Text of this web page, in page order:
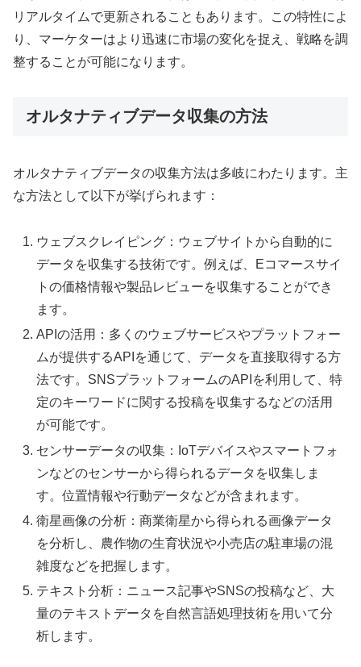
リアルタイムで更新されることもあります。この特性によ
り、マーケターはより迅速に市場の変化を捉え、戦略を調
整することが可能になります。
オルタナティブデータ収集の方法
オルタナティブデータの収集方法は多岐にわたります。主
な方法として以下が挙げられます：
ウェブスクレイピング：ウェブサイトから自動的に
データを収集する技術です。例えば、Eコマースサイ
トの価格情報や製品レビューを収集することができ
ます。
APIの活用：多くのウェブサービスやプラットフォー
ムが提供するAPIを通じて、データを直接取得する方
法です。SNSプラットフォームのAPIを利用して、特
定のキーワードに関する投稿を収集するなどの活用
が可能です。
センサーデータの収集：IoTデバイスやスマートフォ
ンなどのセンサーから得られるデータを収集しま
す。位置情報や行動データなどが含まれます。
衛星画像の分析：商業衛星から得られる画像データ
を分析し、農作物の生育状況や小売店の駐車場の混
雑度などを把握します。
テキスト分析：ニュース記事やSNSの投稿など、大
量のテキストデータを自然言語処理技術を用いて分
析します。